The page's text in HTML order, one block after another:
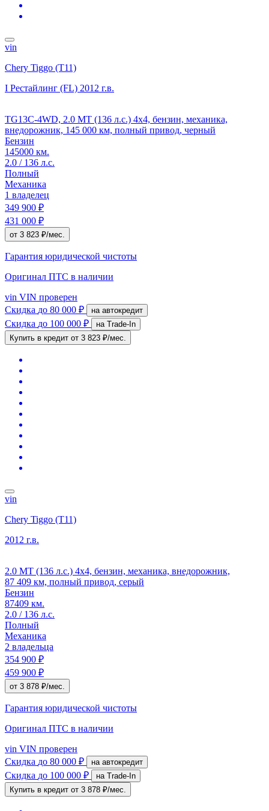
vin
Chery Tiggo (T11)
I Рестайлинг (FL) 2012 г.в.
TG13C-4WD, 2.0 MT (136 л.с.) 4x4, бензин, механика,
внедорожник, 145 000 км, полный привод, черный
Бензин
145000 км.
2.0 / 136 л.с.
Полный
Механика
1 владелец
349 900 ₽
431 000 ₽
от 3 823 ₽/мес.
Гарантия юридической чистоты
Оригинал ПТС в наличии
vin VIN проверен
Скидка до 80 000 ₽ на автокредит
Скидка до 100 000 ₽
на Trade-In
Купить в кредит от 3 823 ₽/мес.
vin
Chery Tiggo (T11)
2012 г.в.
2.0 MT (136 л.с.) 4x4, бензин, механика, внедорожник,
87 409 км, полный привод, серый
Бензин
87409 км.
2.0 / 136 л.с.
Полный
Механика
2 владельца
354 900 ₽
459 900 ₽
от 3 878 ₽/мес.
Гарантия юридической чистоты
Оригинал ПТС в наличии
vin VIN проверен
Скидка до 80 000 ₽ на автокредит
Скидка до 100 000 ₽
на Trade-In
Купить в кредит от 3 878 ₽/мес.